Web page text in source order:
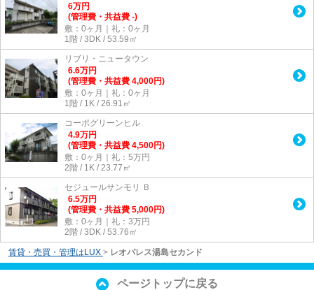
6万円
(管理費・共益費 -)
敷：0ヶ月｜礼：0ヶ月
1階 / 3DK / 53.59㎡
リブリ・ニュータウン
6.6万円
(管理費・共益費 4,000円)
敷：0ヶ月｜礼：0ヶ月
1階 / 1K / 26.91㎡
コーポグリーンヒル
4.9万円
(管理費・共益費 4,500円)
敷：0ヶ月｜礼：5万円
2階 / 1K / 23.77㎡
セジュールサンモリ Ｂ
6.5万円
(管理費・共益費 5,000円)
敷：0ヶ月｜礼：3万円
2階 / 3DK / 53.76㎡
賃貸・売買・管理はLUX > レオパレス湯島セカンド
ページトップに戻る